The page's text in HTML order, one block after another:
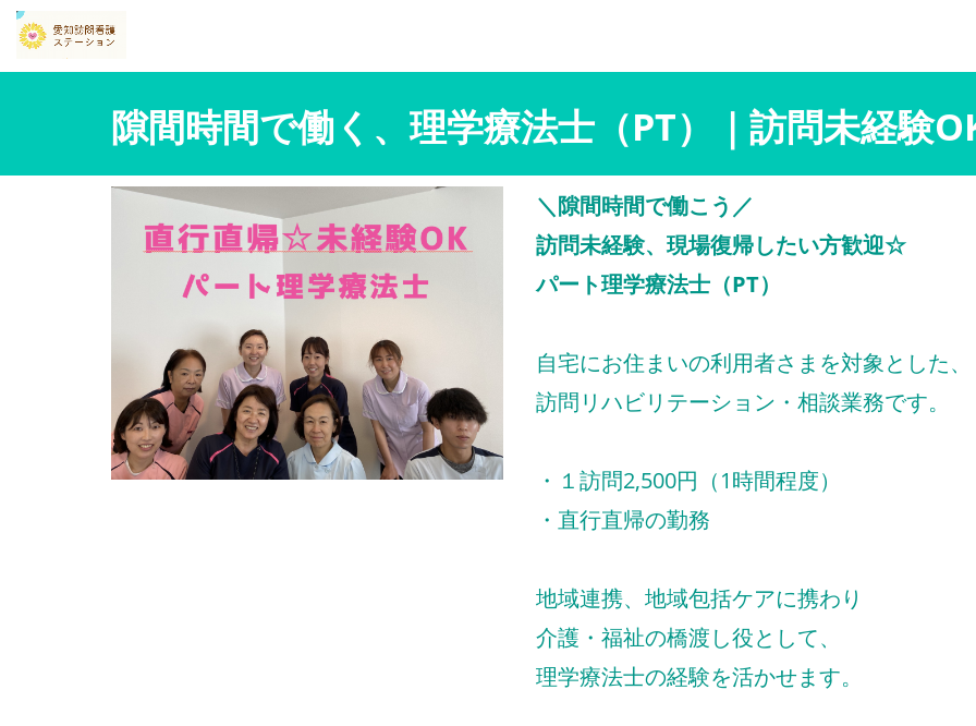
隙間時間で働く、理学療法士（PT）｜訪問未経験
＼隙間時間で働こう／
訪問未経験、現場復帰したい方歓迎☆
パート理学療法士（PT）
自宅にお住まいの利用者さまを対象とした、
訪問リハビリテーション・相談業務です。
・１訪問2,500円（1時間程度）
・直行直帰の勤務
地域連携、地域包括ケアに携わり
介護・福祉の橋渡し役として、
理学療法士の経験を活かせます。